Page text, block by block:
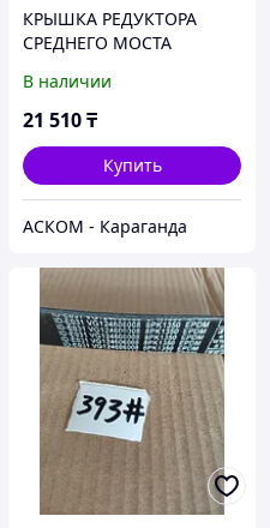
КРЫШКА РЕДУКТОРА
СРЕДНЕГО МОСТА
(199014320144/SV9901432
01124)
В наличии
21 510₸
Купить
АСКОМ - Караганда